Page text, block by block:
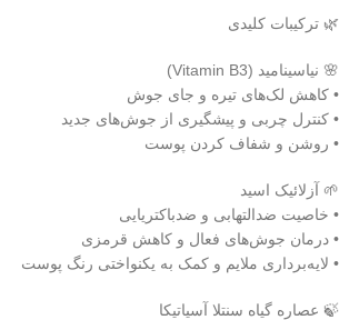
🌿 ترکیبات کلیدی
🌸 نیاسینامید (Vitamin B3)
• کاهش لک‌های تیره و جای جوش
• کنترل چربی و پیشگیری از جوش‌های جدید
• روشن و شفاف کردن پوست
🌱 آزلائیک اسید
• خاصیت ضدالتهابی و ضدباکتریایی
• درمان جوش‌های فعال و کاهش قرمزی
• لایه‌برداری ملایم و کمک به یکنواختی رنگ پوست
🍃 عصاره گیاه سنتلا آسیاتیکا